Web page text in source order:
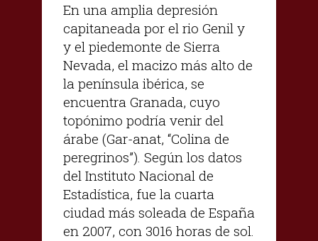
En una amplia depresión
capitaneada por el rio Genil y
y el piedemonte de Sierra
Nevada, el macizo más alto de
la península ibérica, se
encuentra Granada, cuyo
topónimo podría venir del
árabe (Gar-anat, “Colina de
peregrinos”). Según los datos
del Instituto Nacional de
Estadística, fue la cuarta
ciudad más soleada de España
en 2007, con 3016 horas de sol.